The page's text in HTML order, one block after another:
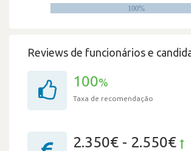
Reviews de funcionários e
100%
Taxa de recomendação
2.350€ - 2.550€